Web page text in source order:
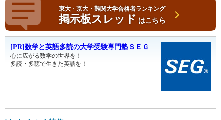
東大・京大・難関大学合格者ランキング
掲示板スレッド はこちら